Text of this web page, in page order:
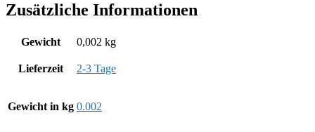
Zusätzliche Informationen
Gewicht 0,002 kg
Lieferzeit 2-3 Tage
Gewicht in kg 0.002